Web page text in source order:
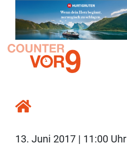
13. Juni 2017 | 11:00 Uhr